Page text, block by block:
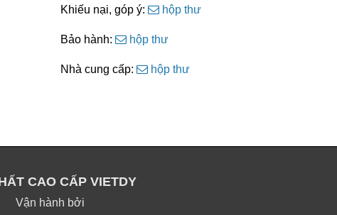
Khiếu nại, góp ý: hộp thư
Bảo hành: hộp thư
Nhà cung cấp: hộp thư
CAO CẤP VIETDY
Vận hành bởi